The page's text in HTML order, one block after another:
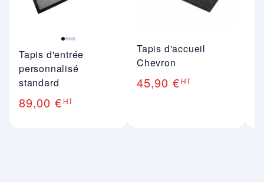
Tapis d'entrée
personnalisé
standard
89,00 € HT
Tapis d'accueil
Chevron
45,90 € HT